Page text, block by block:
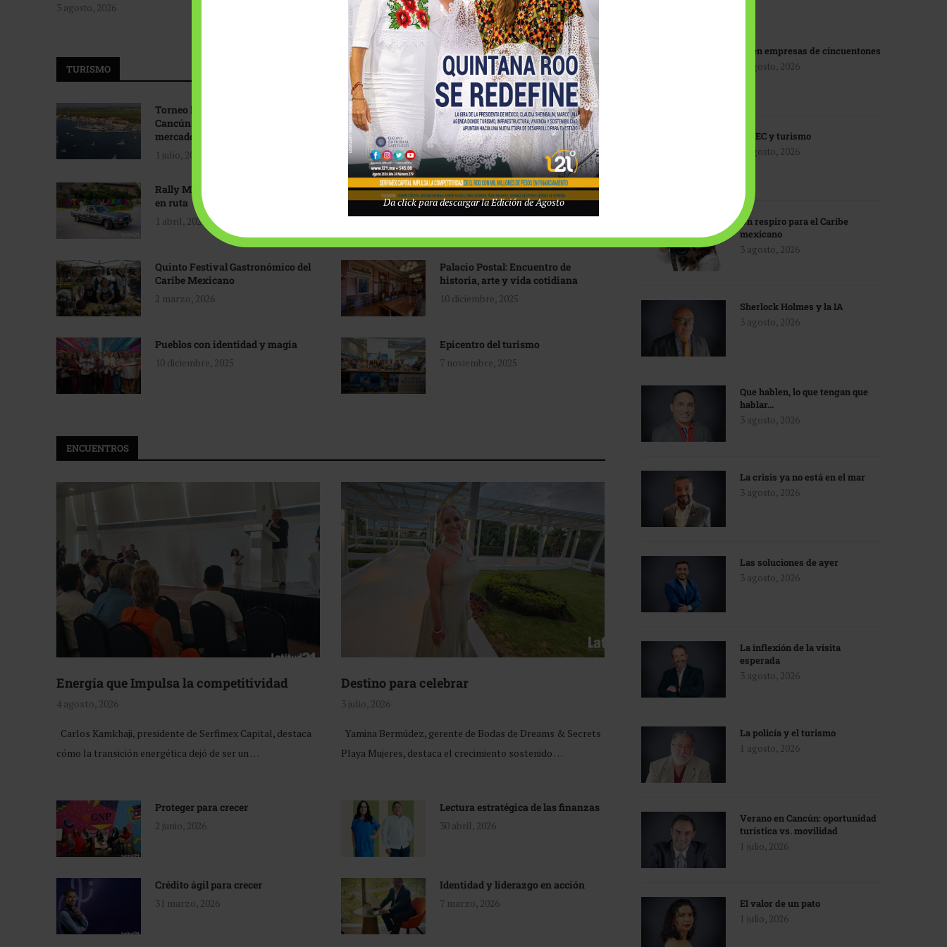
3 agosto, 2026
Tecnológico de Monterrey
3 agosto, 2026
TURISMO
Torneo Internacional de Pesca
Cancún: Navegando hacia nuevos
mercados
1 julio, 2026
Promoción turística con visión
1 abril, 2026
Rally Maya: Herencia automotriz
en ruta
1 abril, 2026
Industria global en
reconfiguración
31 marzo, 2026
Quinto Festival Gastronómico del
Caribe Mexicano
2 marzo, 2026
Palacio Postal: Encuentro de
historia, arte y vida cotidiana
10 diciembre, 2025
Pueblos con identidad y magia
10 diciembre, 2025
Epicentro del turismo
7 noviembre, 2025
ENCUENTROS
Energía que Impulsa la competitividad
4 agosto, 2026
Carlos Kamkhaji, presidente de Serfimex Capital, destaca
cómo la transición energética dejó de ser un …
Destino para celebrar
3 julio, 2026
Yamina Bermúdez, gerente de Bodas de Dreams & Secrets
Playa Mujeres, destaca el crecimiento sostenido …
Proteger para crecer
2 junio, 2026
Lectura estratégica de las finanzas
30 abril, 2026
Crédito ágil para crecer
31 marzo, 2026
Identidad y liderazgo en acción
7 marzo, 2026
IA en empresas de cincuentones
3 agosto, 2026
TMEC y turismo
3 agosto, 2026
Un respiro para el Caribe
mexicano
3 agosto, 2026
Sherlock Holmes y la IA
3 agosto, 2026
Que hablen, lo que tengan que
hablar…
3 agosto, 2026
La crisis ya no está en el mar
3 agosto, 2026
Las soluciones de ayer
3 agosto, 2026
La inflexión de la visita
esperada
3 agosto, 2026
La policía y el turismo
1 agosto, 2026
Verano en Cancún: oportunidad
turística vs. movilidad
1 julio, 2026
El valor de un pato
1 julio, 2026
Da click para descargar la Edición de Agosto